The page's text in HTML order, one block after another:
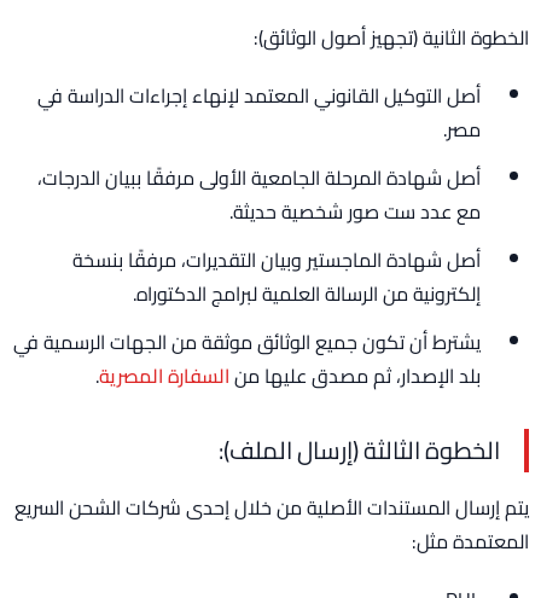
الخطوة الثانية (تجهيز أصول الوثائق):
أصل التوكيل القانوني المعتمد لإنهاء إجراءات الدراسة في
مصر.
أصل شهادة المرحلة الجامعية الأولى مرفقًا ببيان الدرجات،
مع عدد ست صور شخصية حديثة.
أصل شهادة الماجستير وبيان التقديرات، مرفقًا بنسخة
إلكترونية من الرسالة العلمية لبرامج الدكتوراه.
يشترط أن تكون جميع الوثائق موثقة من الجهات الرسمية في
بلد الإصدار، ثم مصدق عليها منالسفارة المصرية.
الخطوة الثالثة (إرسال الملف):
يتم إرسال المستندات الأصلية من خلال إحدى شركات الشحن السريع
المعتمدة مثل: